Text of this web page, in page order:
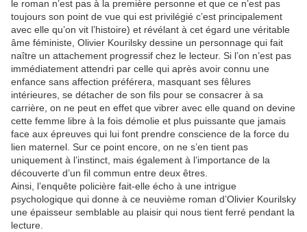
le roman n’est pas à la première personne et que ce n’est pas
toujours son point de vue qui est privilégié c’est principalement
avec elle qu’on vit l’histoire) et révélant à cet égard une véritable
âme féministe, Olivier Kourilsky dessine un personnage qui fait
naître un attachement progressif chez le lecteur. Si l’on n’est pas
immédiatement attendri par celle qui après avoir connu une
enfance sans affection préférera, masquant ses fêlures
intérieures, se détacher de son fils pour se consacrer à sa
carrière, on ne peut en effet que vibrer avec elle quand on devine
cette femme libre à la fois démolie et plus puissante que jamais
face aux épreuves qui lui font prendre conscience de la force du
lien maternel. Sur ce point encore, on ne s’en tient pas
uniquement à l’instinct, mais également à l’importance de la
découverte d’un fil commun entre deux êtres.
Ainsi, l’enquête policière fait-elle écho à une intrigue
psychologique qui donne à ce neuvième roman d’Olivier Kourilsky
une épaisseur semblable au plaisir qui nous tient ferré pendant la
lecture.